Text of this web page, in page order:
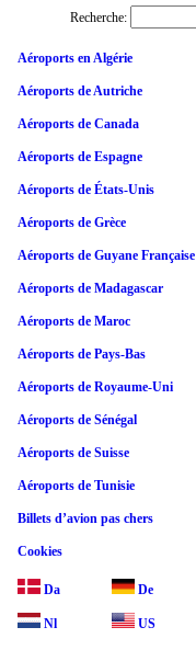
Recherche:
Aéroports en Algérie
Aéroports de Autriche
Aéroports de Canada
Aéroports de Espagne
Aéroports de États-Unis
Aéroports de Grèce
Aéroports de Guyane Française
Aéroports de Madagascar
Aéroports de Maroc
Aéroports de Pays-Bas
Aéroports de Royaume-Uni
Aéroports de Sénégal
Aéroports de Suisse
Aéroports de Tunisie
Billets d’avion pas chers
Cookies
Da De
Nl US